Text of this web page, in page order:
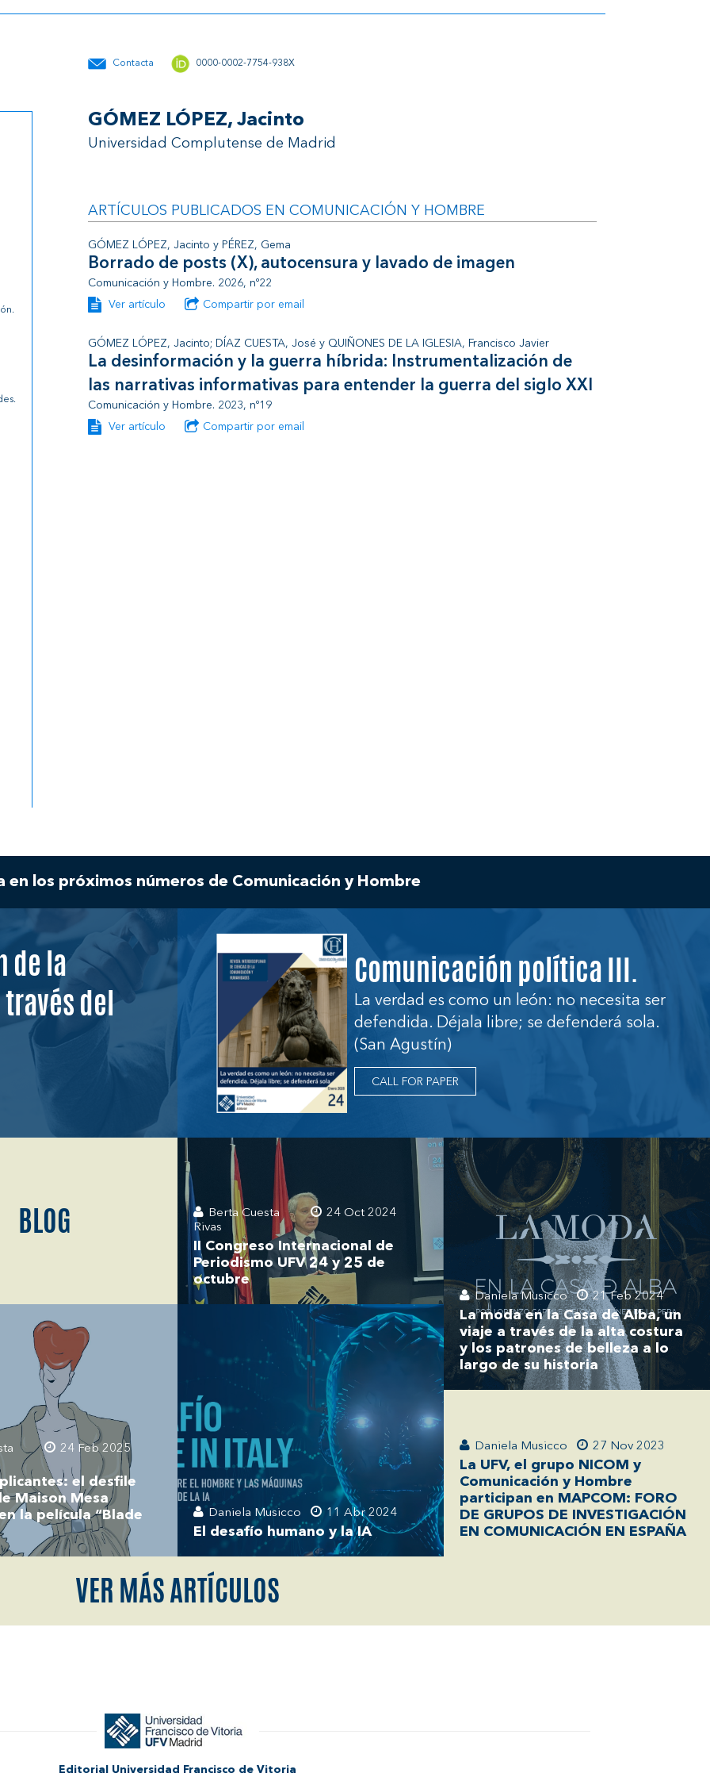
Contacta 0000-0002-7754-938X
GÓMEZ LÓPEZ, Jacinto
Universidad Complutense de Madrid
ARTÍCULOS PUBLICADOS EN COMUNICACIÓN Y HOMBRE
GÓMEZ LÓPEZ, Jacinto y PÉREZ, Gema
Borrado de posts (X), autocensura y lavado de imagen
Comunicación y Hombre. 2026, nº22
Ver artículo
Compartir por email
GÓMEZ LÓPEZ, Jacinto; DÍAZ CUESTA, José y QUIÑONES DE LA IGLESIA, Francisco Javier
La desinformación y la guerra híbrida: Instrumentalización de
las narrativas informativas para entender la guerra del siglo XXI
Comunicación y Hombre. 2023, nº19
Ver artículo
Compartir por email
en los próximos números de Comunicación y Hombre
de la
del
Comunicación política III.
La verdad es como un león: no necesita ser
defendida. Déjala libre; se defenderá sola.
(San Agustín)
CALL FOR PAPER
BLOG
24 Feb 2025
el desfile
Maison Mesa
la película “Blade
Berta Cuesta
Rivas
24 Oct 2024
II Congreso Internacional de
Periodismo UFV 24 y 25 de
octubre
Daniela Musicco 11 Abr 2024
El desafío humano y la IA
Daniela Musicco 21 Feb 2024
La moda en la Casa de Alba, un
viaje a través de la alta costura
y los patrones de belleza a lo
largo de su historia
Daniela Musicco 27 Nov 2023
La UFV, el grupo NICOM y
Comunicación y Hombre
participan en MAPCOM: FORO
DE GRUPOS DE INVESTIGACIÓN
EN COMUNICACIÓN EN ESPAÑA
VER MÁS ARTÍCULOS
Editorial Universidad Francisco de Vitoria